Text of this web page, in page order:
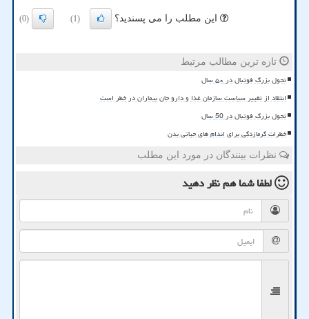
این مطلب را می پسندید؟ (1)
(0)
تازه ترین مطالب مرتبط
تحول بزرگ فوتبال در ۵۰ سال
انتقاد از تغییر سیاست سازمان غذا و دارو جان بیماران در خطر است
تحول بزرگ فوتبال در 50 سال
خطرات گرمازدگی برای اندام های حیاتی بدن
نظرات بینندگان در مورد این مطلب
لطفا شما همنظر دهید